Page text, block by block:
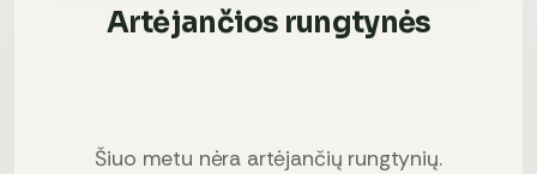
Artėjančios rungtynės
Šiuo metu nėra artėjančių rungtynių.